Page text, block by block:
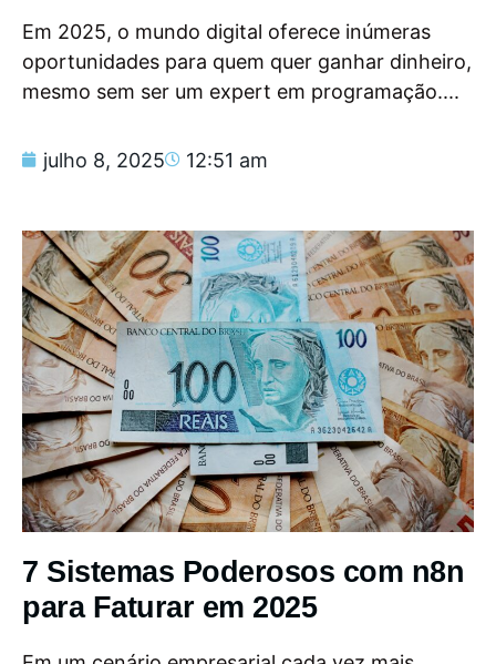
Em 2025, o mundo digital oferece inúmeras
oportunidades para quem quer ganhar dinheiro,
mesmo sem ser um expert em programação....
julho 8, 2025 12:51 am
7 Sistemas Poderosos com n8n
para Faturar em 2025